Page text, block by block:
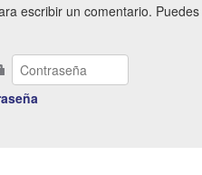
escribir un comentario. Puedes